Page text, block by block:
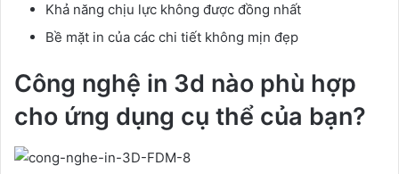
Khả năng chịu lực không được đồng nhất
Bề mặt in của các chi tiết không mịn đẹp
Công nghệ in 3d nào phù hợp
cho ứng dụng cụ thể của bạn?